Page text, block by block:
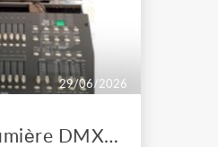
29/06/2026
Console lumière DMX 2x12